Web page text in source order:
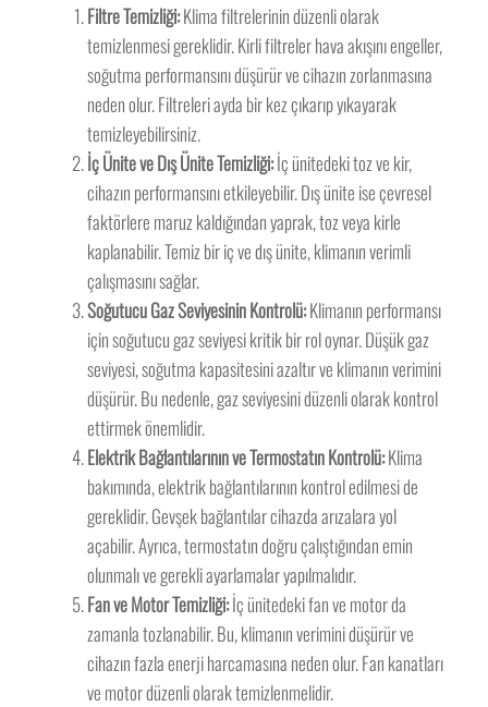
Filtre Temizliği:Klima filtrelerinin düzenli olarak
temizlenmesi gereklidir. Kirli filtreler hava akışını engeller,
soğutma performansını düşürür ve cihazın zorlanmasına
neden olur. Filtreleri ayda bir kez çıkarıp yıkayarak
temizleyebilirsiniz.
İç Ünite ve Dış Ünite Temizliği:İç ünitedeki toz ve kir,
cihazın performansını etkileyebilir. Dış ünite ise çevresel
faktörlere maruz kaldığından yaprak, toz veya kirle
kaplanabilir. Temiz bir iç ve dış ünite, klimanın verimli
çalışmasını sağlar.
Soğutucu Gaz Seviyesinin Kontrolü:Klimanın performansı
için soğutucu gaz seviyesi kritik bir rol oynar. Düşük gaz
seviyesi, soğutma kapasitesini azaltır ve klimanın verimini
düşürür. Bu nedenle, gaz seviyesini düzenli olarak kontrol
ettirmek önemlidir.
Elektrik Bağlantılarının ve Termostatın Kontrolü:Klima
bakımında, elektrik bağlantılarının kontrol edilmesi de
gereklidir. Gevşek bağlantılar cihazda arızalara yol
açabilir. Ayrıca, termostatın doğru çalıştığından emin
olunmalı ve gerekli ayarlamalar yapılmalıdır.
Fan ve Motor Temizliği:İç ünitedeki fan ve motor da
zamanla tozlanabilir. Bu, klimanın verimini düşürür ve
cihazın fazla enerji harcamasına neden olur. Fan kanatları
ve motor düzenli olarak temizlenmelidir.